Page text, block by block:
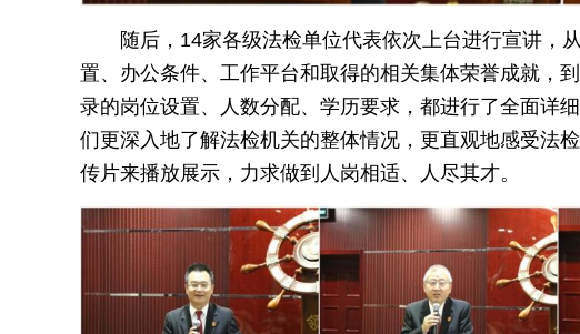
随后，14家各级法检单位代表依次上台进行宣讲，
置、办公条件、工作平台和取得的相关集体荣誉成就，
录的岗位设置、人数分配、学历要求，都进行了全面详
们更深入地了解法检机关的整体情况，更直观地感受法
传片来播放展示，力求做到人岗相适、人尽其才。